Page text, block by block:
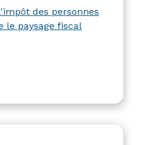
quotité
sanction sur les ATN
sont
des personnes
le paysage fiscal